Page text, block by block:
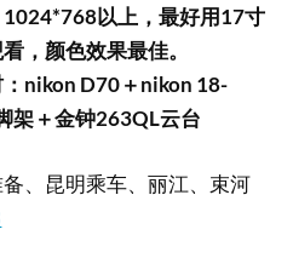
以上，最好用17寸
，颜色效果最佳。
nikon D70＋nikon 18-
架＋金钟263QL云台
、昆明乘车、丽江、束河